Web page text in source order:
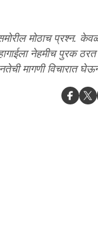
मोठाच प्रश्न.
नेहमीच पुरक
मागणी विचारात